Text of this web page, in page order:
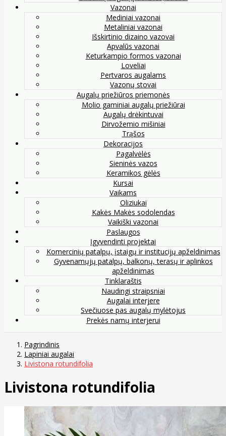
Vazonai
Mediniai vazonai
Metaliniai vazonai
Išskirtinio dizaino vazovai
Apvalūs vazonai
Keturkampio formos vazonai
Loveliai
Pertvaros augalams
Vazonų stovai
Augalų priežiūros priemonės
Molio gaminiai augalų priežiūrai
Augalų drėkintuvai
Dirvožemio mišiniai
Trąšos
Dekoracijos
Pagalvėlės
Sieninės vazos
Keramikos gėlės
Kursai
Vaikams
Oliziukai
Kakės Makės sodolendas
Vaikiški vazonai
Paslaugos
Įgyvendinti projektai
Komercinių patalpų, įstaigų ir institucijų apželdinimas
Gyvenamųjų patalpų, balkonų, terasų ir aplinkos
apželdinimas
Tinklaraštis
Naudingi straipsniai
Augalai interjere
Svečiuose pas augalų mylėtojus
Prekės namų interjerui
Pagrindinis
Lapiniai augalai
Livistona rotundifolia
Livistona rotundifolia